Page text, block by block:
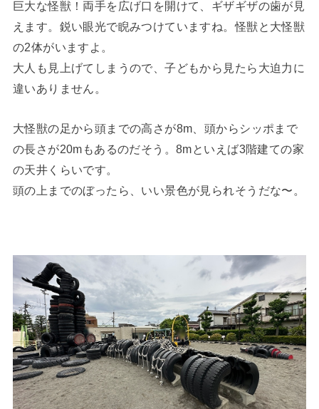
巨大な怪獣！両手を広げ口を開けて、ギザギザの歯が見
えます。鋭い眼光で睨みつけていますね。怪獣と大怪獣
の2体がいますよ。
大人も見上げてしまうので、子どもから見たら大迫力に
違いありません。
大怪獣の足から頭までの高さが8m、頭からシッポまで
の長さが20mもあるのだそう。8mといえば3階建ての家
の天井くらいです。
頭の上までのぼったら、いい景色が見られそうだな〜。